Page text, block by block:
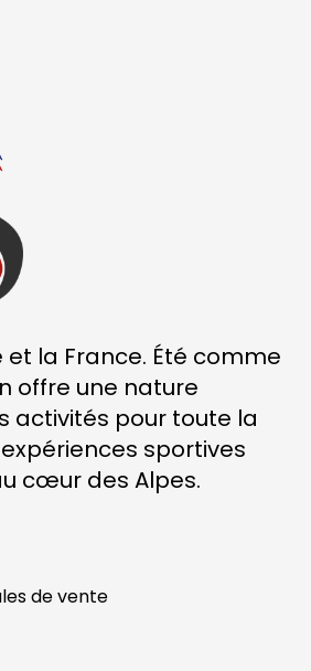
et la France. Été comme
offre une nature
activités pour toute la
sportives
cœur des Alpes.
de vente